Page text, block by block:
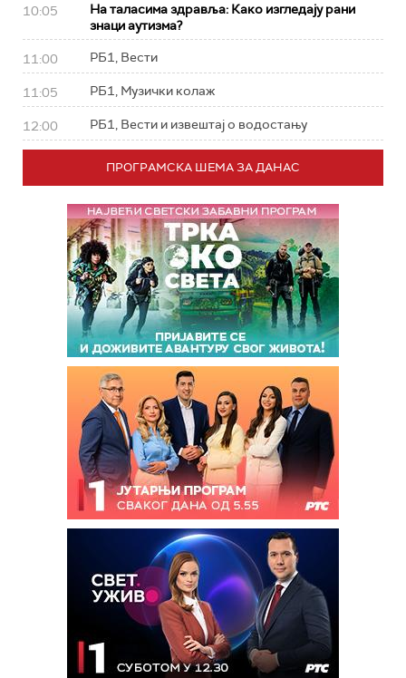
10:05
На таласима здравља: Како изгледају рани
знаци аутизма?
11:00 РБ1, Вести
11:05 РБ1, Музички колаж
12:00 РБ1, Вести и извештај о водостању
ПРОГРАМСКА ШЕМА ЗА ДАНАС